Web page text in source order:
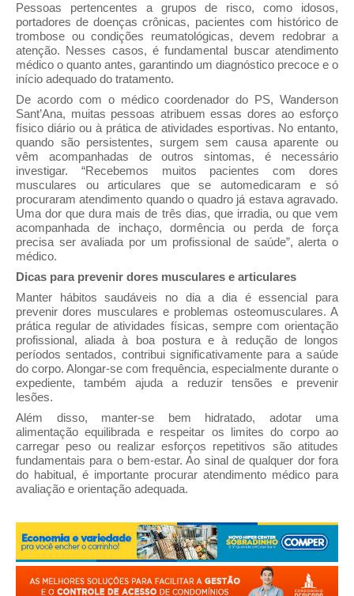
Pessoas pertencentes a grupos de risco, como idosos,
portadores de doenças crônicas, pacientes com histórico de
trombose ou condições reumatológicas, devem redobrar a
atenção. Nesses casos, é fundamental buscar atendimento
médico o quanto antes, garantindo um diagnóstico precoce e o
início adequado do tratamento.
De acordo com o médico coordenador do PS, Wanderson
Sant’Ana, muitas pessoas atribuem essas dores ao esforço
físico diário ou à prática de atividades esportivas. No entanto,
quando são persistentes, surgem sem causa aparente ou
vêm acompanhadas de outros sintomas, é necessário
investigar. “Recebemos muitos pacientes com dores
musculares ou articulares que se automedicaram e só
procuraram atendimento quando o quadro já estava agravado.
Uma dor que dura mais de três dias, que irradia, ou que vem
acompanhada de inchaço, dormência ou perda de força
precisa ser avaliada por um profissional de saúde”, alerta o
médico.
Dicas para prevenir dores musculares e articulares
Manter hábitos saudáveis no dia a dia é essencial para
prevenir dores musculares e problemas osteomusculares. A
prática regular de atividades físicas, sempre com orientação
profissional, aliada à boa postura e à redução de longos
períodos sentados, contribui significativamente para a saúde
do corpo. Alongar-se com frequência, especialmente durante o
expediente, também ajuda a reduzir tensões e prevenir
lesões.
Além disso, manter-se bem hidratado, adotar uma
alimentação equilibrada e respeitar os limites do corpo ao
carregar peso ou realizar esforços repetitivos são atitudes
fundamentais para o bem-estar. Ao sinal de qualquer dor fora
do habitual, é importante procurar atendimento médico para
avaliação e orientação adequada.